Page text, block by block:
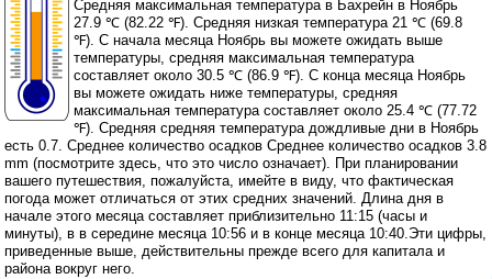
Средняя максимальная температура в Бахрейн в Ноябрь
27.9 ℃ (82.22 ℉). Средняя низкая температура 21 ℃ (69.8
℉). С начала месяца Ноябрь вы можете ожидать выше
температуры, средняя максимальная температура
составляет около 30.5 ℃ (86.9 ℉). С конца месяца Ноябрь
вы можете ожидать ниже температуры, средняя
максимальная температура составляет около 25.4 ℃ (77.72
℉). Средняя средняя температура дождливые дни в Ноябрь
есть 0.7. Среднее количество осадков Среднее количество осадков 3.8
mm (посмотрите здесь, что это число означает). При планировании
вашего путешествия, пожалуйста, имейте в виду, что фактическая
погода может отличаться от этих средних значений. Длина дня в
начале этого месяца составляет приблизительно 11:15 (часы и
минуты), в в середине месяца 10:56 и в конце месяца 10:40.Эти цифры,
приведенные выше, действительны прежде всего для капитала и
района вокруг него.